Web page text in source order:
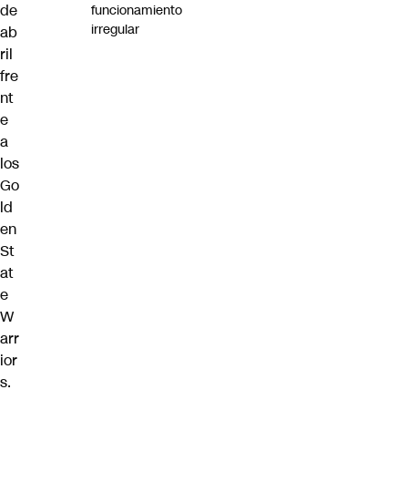
de
ab
ril
fre
nt
e
a
los
Go
ld
en
St
at
e
W
arr
ior
s.
funcionamiento
irregular